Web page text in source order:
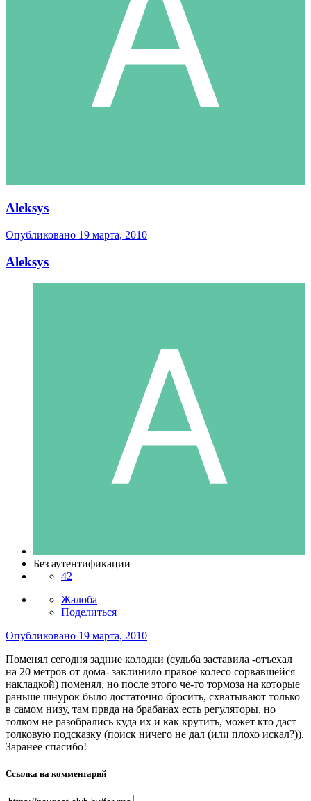
Aleksys
Опубликовано 19 марта, 2010
Aleksys
Без аутентификации
42
Жалоба
Поделиться
Опубликовано 19 марта, 2010
Поменял сегодня задние колодки (судьба заставила -отъехал
на 20 метров от дома- заклинило правое колесо сорвавшейся
накладкой) поменял, но после этого че-то тормоза на которые
раньше шнурок было достаточно бросить, схватывают только
в самом низу, там првда на брабанах есть регуляторы, но
толком не разобрались куда их и как крутить, может кто даст
толковую подсказку (поиск ничего не дал (или плохо искал?)).
Заранее спасибо!
Ссылка на комментарий